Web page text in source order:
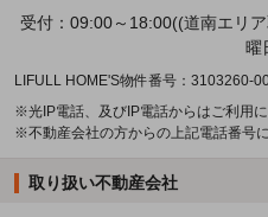
受付：09:00～18:00((道南エリ
曜
LIFULL HOME'S物件番号：3103260-
※光IP電話、及びIP電話からはご利用に
※不動産会社の方からの上記電話番号
取り扱い不動産会社